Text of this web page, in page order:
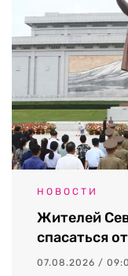
НОВОСТИ
Жителей
спасаться
07.08.2026 /